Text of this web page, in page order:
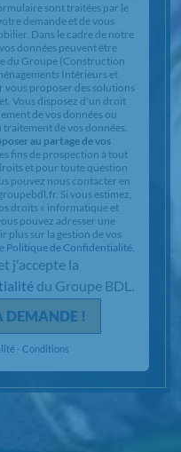
sont traitées par le
demande et de vous
Dans le cadre de notre
données peuvent être
du Groupe (Construction
Intérieurs et
vous proposer des solutions
Vous disposez d'un droit
de vos données ou
de vos données.
au partage de vos
fins de prospection à tout
et pour toute question
pouvez nous contacter en
Si vous estimez,
droits « informatique et
pouvez adresser une
plus sur la gestion de vos
Politique de Confidentialité.
j'accepte la
du Groupe BDL.
DEMANDE !
- Conditions